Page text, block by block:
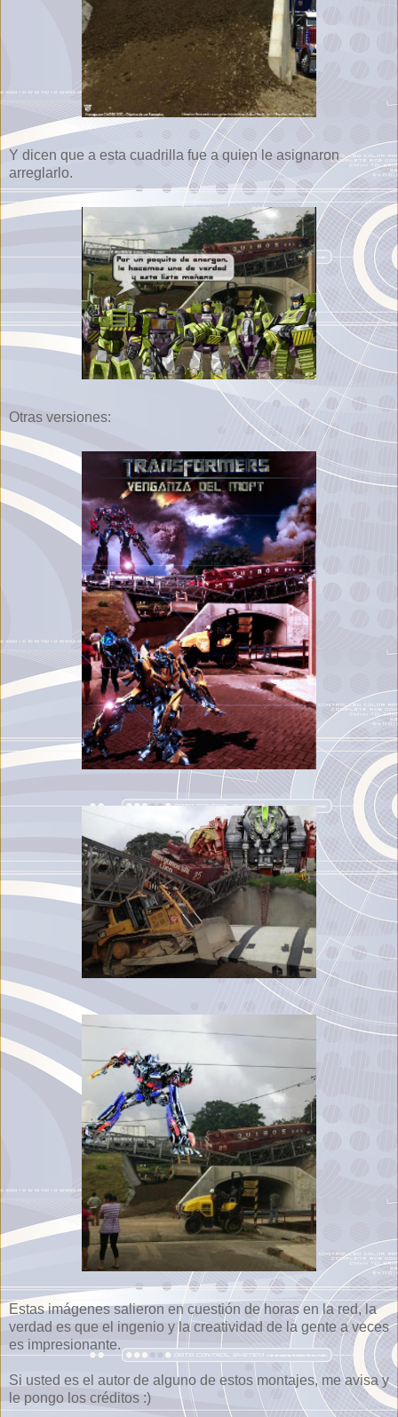
Y dicen que a esta cuadrilla fue a quien le asignaron
arreglarlo.
Otras versiones:
Estas imágenes salieron en cuestión de horas en la red, la
verdad es que el ingenio y la creatividad de la gente a veces
es impresionante.
Si usted es el autor de alguno de estos montajes, me avisa y
le pongo los créditos :)